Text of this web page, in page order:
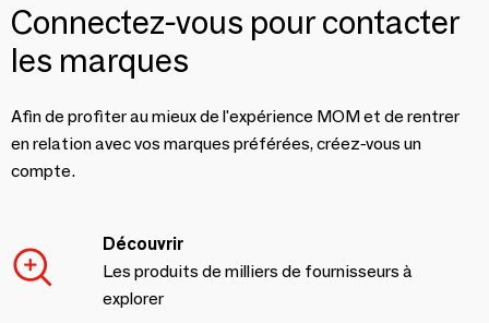
Connectez-vous pour contacter
les marques
Afin de profiter au mieux de l'expérience MOM et de rentrer
en relation avec vos marques préférées, créez-vous un
compte.
Découvrir
Les produits de milliers de fournisseurs à
explorer